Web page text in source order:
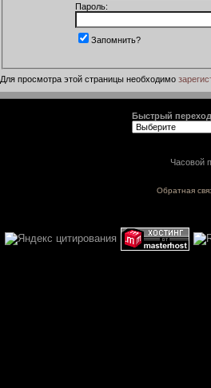
Пароль:
Запомнить?
Для просмотра этой страницы необходимо
Быстрый переход
Часовой
Обратная